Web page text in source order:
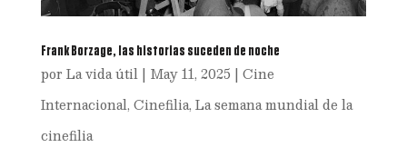
Frank Borzage, las historias suceden de noche
por La vida útil| May 11, 2025 | Cine
Internacional, Cinefilia, La semana mundial de la
cinefilia